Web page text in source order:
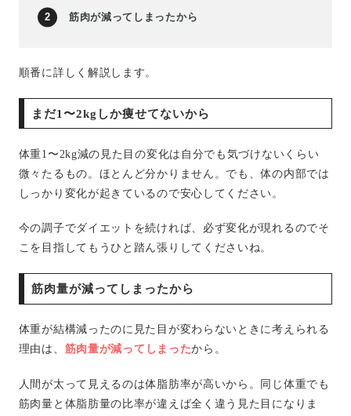
筋肉が減ってしまったから
順番に詳しく解説します。
まだ1〜2kgしか痩せてないから
体重1〜2kg減の見た目の変化は自分でも気づけないくらい
微々たるもの。ほとんど分かりません。でも、体の内部では
しっかり変化が起きているので安心してください。
今の調子でダイエットを続ければ、必ず変化が現れるのでそ
こを目指してもうひと踏ん張りしてくださいね。
筋肉量が減ってしまったから
体重が結構減ったのに見た目が変わらないときに考えられる
理由は、 筋肉量が減ってしまったから。
人間が太って見えるのは体脂肪率が高いから。同じ体重でも
筋肉量と体脂肪量の比率が違えば全く違う見た目になりま